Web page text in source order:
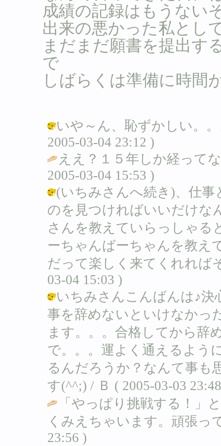
成績の記録はもうない
出来の悪かった私とし
まだまだ願書を提出す
で
しばらくは準備に時間
いや～ん、恥ずかしい。
2005-03-04 23:12 )
ええ？１５年しか経って
2005-03-04 15:53 )
(いちみさんへ続き)、仕
のを見つければいいだけな
さんを教えていらっしゃる
ーちゃんばーちゃんを教え
だって楽しく来てくれれば
03-04 15:03 )
いちみさんこんばんは♪決
事を辞めないといけなかっ
ます。。。合格してから辞
で。。。運よく通えるよう
るんだろうか？なんて事も
す(^^;) / Ｂ ( 2005-03-03
「やっぱり挑戦する！」
くみえちゃいます。頑張っ
23:56 )